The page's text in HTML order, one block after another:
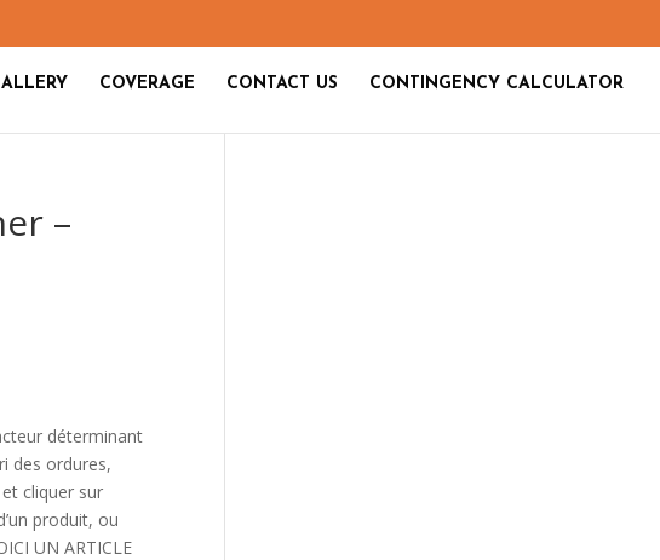
COVERAGE CONTACT US CONTINGENCY CALCULATOR
–
déterminant
des ordures,
cliquer sur
produit, ou
UN ARTICLE